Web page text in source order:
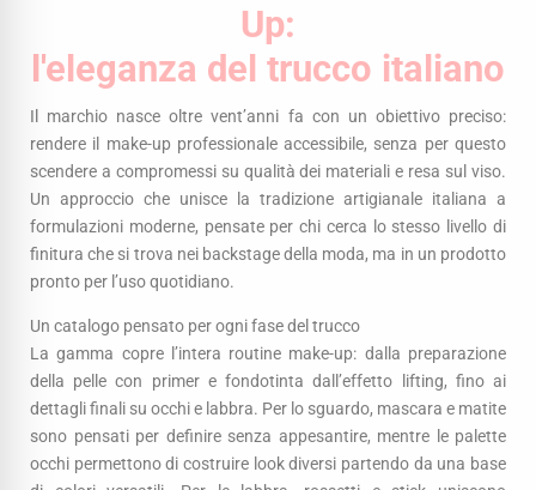
Up:
l'eleganza del trucco italiano
Il marchio nasce oltre vent’anni fa con un obiettivo preciso:
rendere il make-up professionale accessibile, senza per questo
scendere a compromessi su qualità dei materiali e resa sul viso.
Un approccio che unisce la tradizione artigianale italiana a
formulazioni moderne, pensate per chi cerca lo stesso livello di
finitura che si trova nei backstage della moda, ma in un prodotto
pronto per l’uso quotidiano.
Un catalogo pensato per ogni fase del trucco
La gamma copre l’intera routine make-up: dalla preparazione
della pelle con primer e fondotinta dall’effetto lifting, fino ai
dettagli finali su occhi e labbra. Per lo sguardo, mascara e matite
sono pensati per definire senza appesantire, mentre le palette
occhi permettono di costruire look diversi partendo da una base